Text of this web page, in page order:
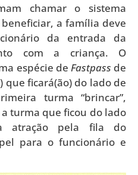
chamar o sistema
beneficiar, a família deve
da entrada da
com a criança. O
espécie de Fastpass de
que ficará(ão) do lado de
turma “brincar”,
turma que ficou do lado
atração pela fila do
para o funcionário e